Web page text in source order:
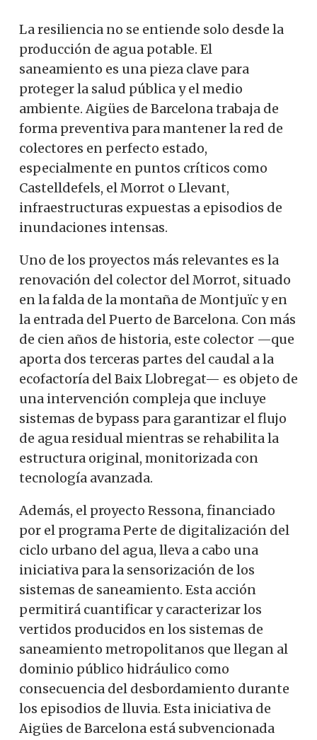
La resiliencia no se entiende solo desde la
producción de agua potable. El
saneamiento es una pieza clave para
proteger la salud pública y el medio
ambiente. Aigües de Barcelona trabaja de
forma preventiva para mantener la red de
colectores en perfecto estado,
especialmente en puntos críticos como
Castelldefels, el Morrot o Llevant,
infraestructuras expuestas a episodios de
inundaciones intensas.
Uno de los proyectos más relevantes es la
renovación del colector del Morrot, situado
en la falda de la montaña de Montjuïc y en
la entrada del Puerto de Barcelona. Con más
de cien años de historia, este colector —que
aporta dos terceras partes del caudal a la
ecofactoría del Baix Llobregat— es objeto de
una intervención compleja que incluye
sistemas de bypass para garantizar el flujo
de agua residual mientras se rehabilita la
estructura original, monitorizada con
tecnología avanzada.
Además, el proyecto Ressona, financiado
por el programa Perte de digitalización del
ciclo urbano del agua, lleva a cabo una
iniciativa para la sensorización de los
sistemas de saneamiento. Esta acción
permitirá cuantificar y caracterizar los
vertidos producidos en los sistemas de
saneamiento metropolitanos que llegan al
dominio público hidráulico como
consecuencia del desbordamiento durante
los episodios de lluvia. Esta iniciativa de
Aigües de Barcelona está subvencionada